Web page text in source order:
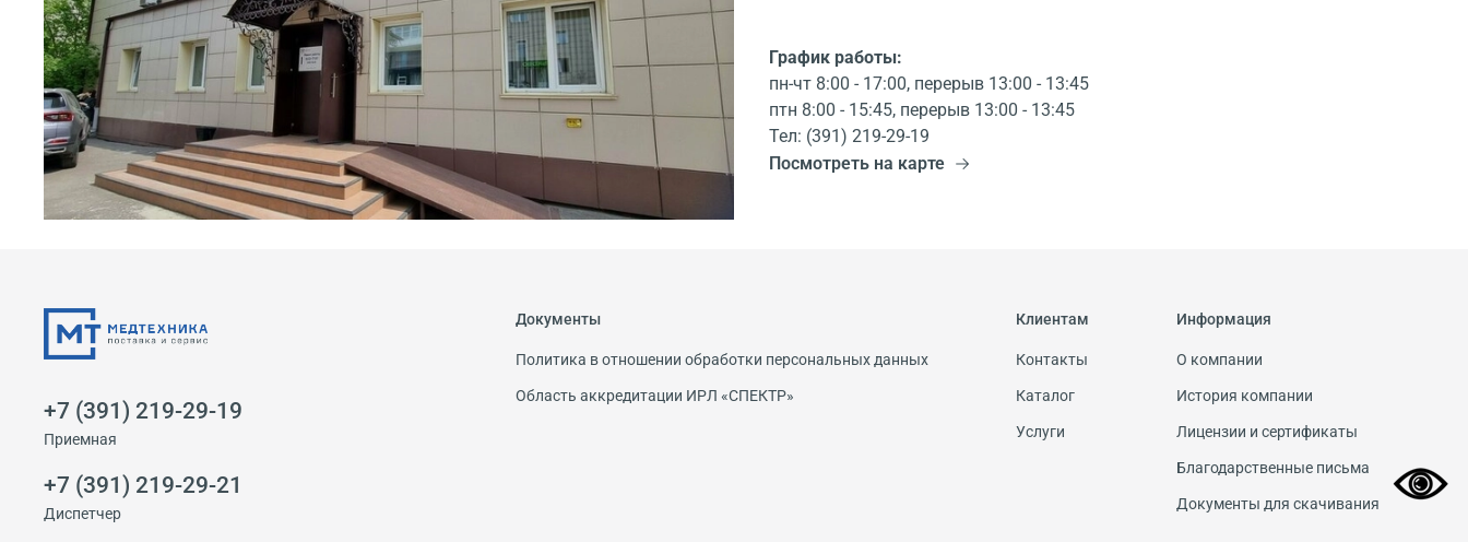
График работы:
пн-чт 8:00 - 17:00, перерыв 13:00 - 13:45
птн 8:00 - 15:45, перерыв 13:00 - 13:45
Тел: (391) 219-29-19
Посмотреть на карте
Документы
Политика в отношении обработки персональных данных
Область аккредитации ИРЛ «СПЕКТР»
Клиентам
Контакты
Каталог
Услуги
Информация
О компании
История компании
Лицензии и сертификаты
Благодарственные письма
Документы для скачивания
+7 (391) 219-29-19
Приемная
+7 (391) 219-29-21
Диспетчер